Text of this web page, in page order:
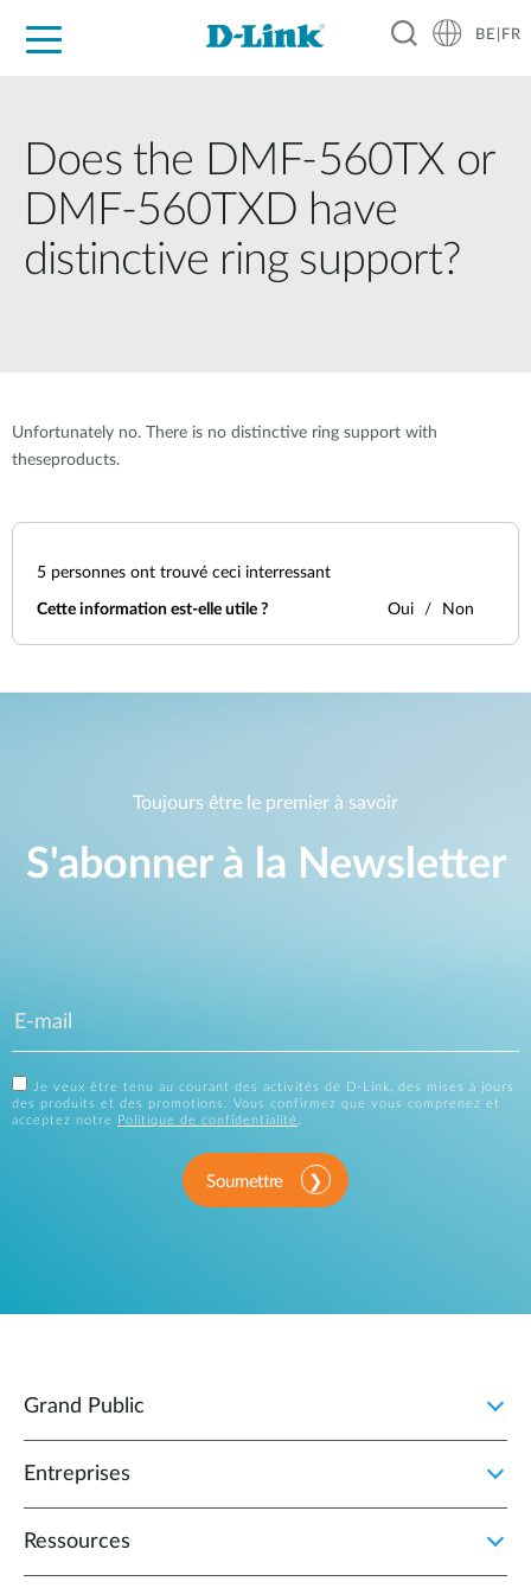
BE|FR
Does the DMF-560TX or
DMF-560TXD have
distinctive ring support?
Unfortunately no. There is no distinctive ring support with
theseproducts.
5 personnes ont trouvé ceci interressant
Cette information est-elle utile ? Oui Non
Toujours être le premier à savoir
S'abonner à la Newsletter
Je veux être tenu au courant des activités de D-Link, des mises à jours
des produits et des promotions. Vous confirmez que vous comprenez et
acceptez notre
Politique de confidentialité.
Soumettre
Grand Public
Entreprises
Ressources